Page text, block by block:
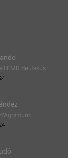
l'EMD de Jesús